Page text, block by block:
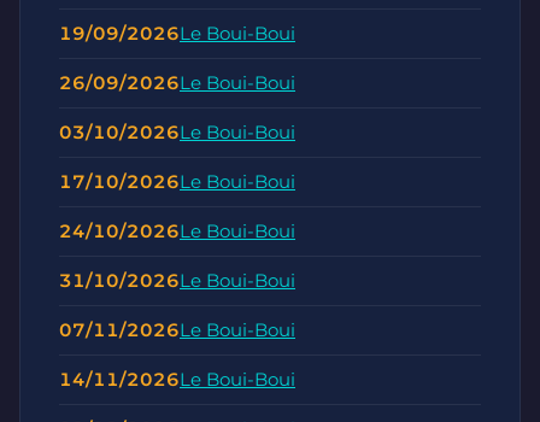
19/09/2026Le Boui-Boui
26/09/2026Le Boui-Boui
03/10/2026Le Boui-Boui
17/10/2026Le Boui-Boui
24/10/2026Le Boui-Boui
31/10/2026Le Boui-Boui
07/11/2026Le Boui-Boui
14/11/2026Le Boui-Boui